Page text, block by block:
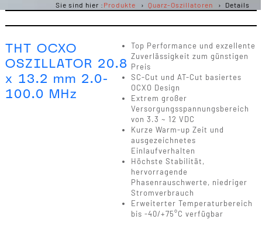
Sie sind hier : Produkte Quarz-Oszillatoren Details
THT OCXO
OSZILLATOR 20.8
x 13.2 mm 2.0-
100.0 MHz
Top Performance und exzellente
Zuverlässigkeit zum günstigen
Preis
SC-Cut und AT-Cut basiertes
OCXO Design
Extrem großer
Versorgungsspannungsbereich
von 3.3 ~ 12 VDC
Kurze Warm-up Zeit und
ausgezeichnetes
Einlaufverhalten
Höchste Stabilität,
hervorragende
Phasenrauschwerte, niedriger
Stromverbrauch
Erweiterter Temperaturbereich
bis -40/+75°C verfügbar